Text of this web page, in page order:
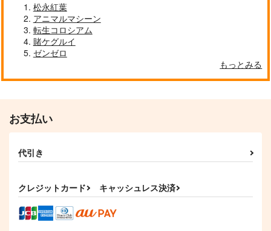
松永紅葉
アニマルマシーン
転生コロシアム
賭ケグルイ
ゼンゼロ
もっとみる
お支払い
代引き
クレジットカード キャッシュレス決済